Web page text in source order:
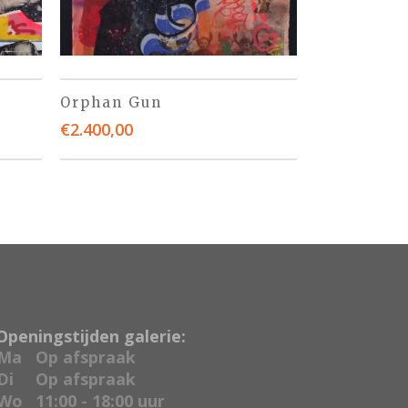
Orphan Gun
€2.400,00
galerie:
Op afspraak
Op afspraak
11:00 - 18:00 uur